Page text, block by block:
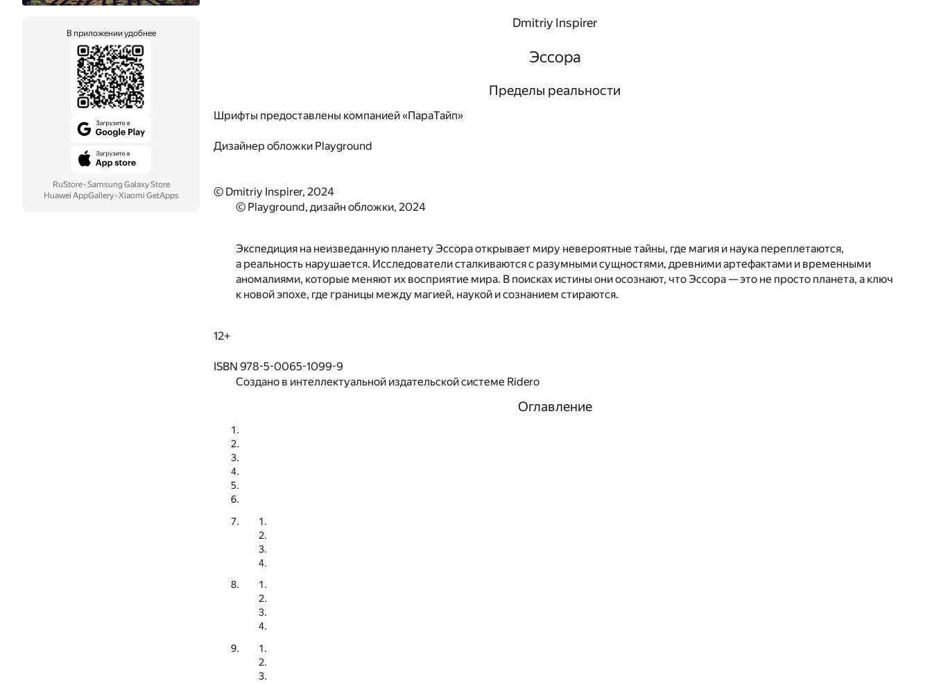
В приложении удобнее
RuStore· Samsung Galaxy Store
Huawei AppGallery· Xiaomi GetApps
Dmitriy Inspirer
Эссора
Пределы реальности
Шрифты предоставлены компанией «ПараТайп»
Дизайнер обложки Playground
© Dmitriy Inspirer, 2024
© Playground, дизайн обложки, 2024
Экспедиция на неизведанную планету Эссора открывает миру невероятные тайны, где магия и наука переплетаются,
а реальность нарушается. Исследователи сталкиваются с разумными сущностями, древними артефактами и временными
аномалиями, которые меняют их восприятие мира. В поисках истины они осознают, что Эссора — это не просто планета, а ключ
к новой эпохе, где границы между магией, наукой и сознанием стираются.
12+
ISBN 978-5-0065-1099-9
Создано в интеллектуальной издательской системе Ridero
Оглавление